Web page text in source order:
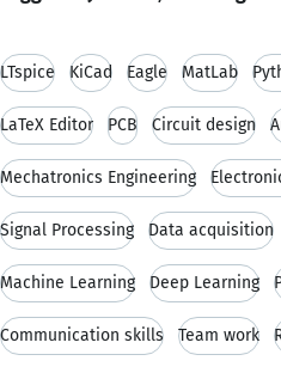
LTspice KiCad Eagle MatLab
LaTeX Editor PCB Circuit design
Mechatronics Engineering
Signal Processing Data acquisition
Machine Learning Deep Learning
Communication skills Team work